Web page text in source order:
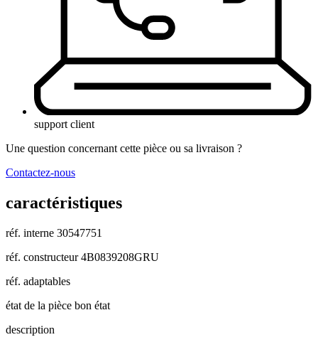
support client
Une question concernant cette pièce ou sa livraison ?
Contactez-nous
caractéristiques
réf. interne 30547751
réf. constructeur 4B0839208GRU
réf. adaptables
état de la pièce bon état
description